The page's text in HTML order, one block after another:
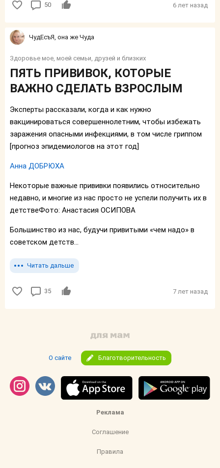
50 6 лет назад
ЧудЕсъЯ, она же Чуда
Здоровье мое, моей семьи, друзей и близких
ПЯТЬ ПРИВИВОК, КОТОРЫЕ
ВАЖНО СДЕЛАТЬ ВЗРОСЛЫМ
Эксперты рассказали, когда и как нужно
вакцинироваться совершеннолетним, чтобы избежать
заражения опасными инфекциями, в том числе гриппом
[прогноз эпидемиологов на этот год]
Анна ДОБРЮХА
Некоторые важные прививки появились относительно
недавно, и многие из нас просто не успели получить их в
детствеФото: Анастасия ОСИПОВА
Большинство из нас, будучи привитыми «чем надо» в
советском детств...
Читать дальше
35 7 лет назад
О сайте Благотворительность
Реклама
Соглашение
Правила